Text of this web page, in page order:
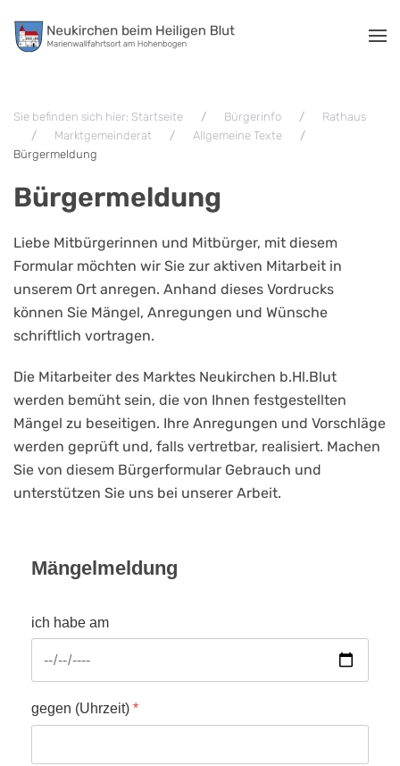
Zum Hauptinhalt springen
Sie befinden sich hier: Startseite Bürgerinfo
Rathaus
Marktgemeinderat
Allgemeine Texte
Bürgermeldung
Bürgermeldung
Liebe Mitbürgerinnen und Mitbürger, mit diesem
Formular möchten wir Sie zur aktiven Mitarbeit in
unserem Ort anregen. Anhand dieses Vordrucks
können Sie Mängel, Anregungen und Wünsche
schriftlich vortragen.
Die Mitarbeiter des Marktes Neukirchen b.Hl.Blut
werden bemüht sein, die von Ihnen festgestellten
Mängel zu beseitigen. Ihre Anregungen und Vorschläge
werden geprüft und, falls vertretbar, realisiert. Machen
Sie von diesem Bürgerformular Gebrauch und
unterstützen Sie uns bei unserer Arbeit.
Mängelmeldung
ich habe am
gegen (Uhrzeit) *